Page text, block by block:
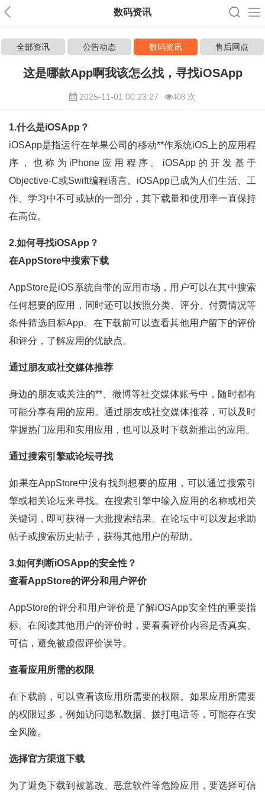
数码资讯
全部资讯 公告动态 数码资讯 售后网点
这是哪款App啊我该怎么找，寻找iOSApp
2025-11-01 00:23:27 408 次
1.什么是iOSApp？
iOSApp是指运行在苹果公司的移动**作系统iOS上的应用程
序，也称为iPhone应用程序。iOSApp的开发基于
Objective-C或Swift编程语言。iOSApp已成为人们生活、工
作、学习中不可或缺的一部分，其下载量和使用率一直保持
在高位。
2.如何寻找iOSApp？
在AppStore中搜索下载
AppStore是iOS系统自带的应用市场，用户可以在其中搜索
任何想要的应用，同时还可以按照分类、评分、付费情况等
条件筛选目标App。在下载前可以查看其他用户留下的评价
和评分，了解应用的优缺点。
通过朋友或社交媒体推荐
身边的朋友或关注的**、微博等社交媒体账号中，随时都有
可能分享有用的应用。通过朋友或社交媒体推荐，可以及时
掌握热门应用和实用应用，也可以及时下载新推出的应用。
通过搜索引擎或论坛寻找
如果在AppStore中没有找到想要的应用，可以通过搜索引
擎或相关论坛来寻找。在搜索引擎中输入应用的名称或相关
关键词，即可获得一大批搜索结果。在论坛中可以发起求助
帖子或搜索历史帖子，获得其他用户的帮助。
3.如何判断iOSApp的安全性？
查看AppStore的评分和用户评价
AppStore的评分和用户评价是了解iOSApp安全性的重要指
标。在阅读其他用户的评价时，要看看评价内容是否真实、
可信，避免被虚假评价误导。
查看应用所需的权限
在下载前，可以查看该应用所需要的权限。如果应用所需要
的权限过多，例如访问隐私数据、拨打电话等，可能存在安
全风险。
选择官方渠道下载
为了避免下载到被篡改、恶意软件等危险应用，要选择可信